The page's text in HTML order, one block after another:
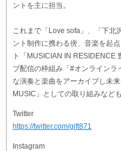
ントを主に担当。
これまで「Love sofa」、「下北
ント制作に携わる傍、音楽を起
ト「MUSICIAN IN RESIDENCE
ブ配信の枠組み「#オンライン
な演奏と楽曲をアーカイブし未
MUSIC」としての取り組みなど
Twitter
https://twitter.com/gift871
Instagram